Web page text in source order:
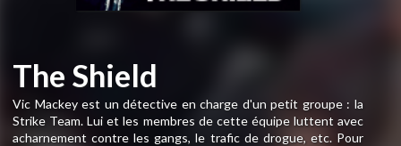
The Shield
Vic Mackey est un détective en charge d'un petit groupe : la
Strike Team. Lui et les membres de cette équipe luttent avec
acharnement contre les gangs, le trafic de drogue, etc. Pour